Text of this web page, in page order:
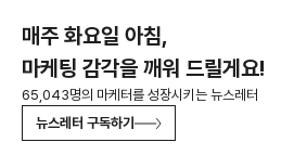
매주 화요일 아침,
마케팅 감각을 깨워 드릴게요!
65,043명의 마케터를 성장시키는 뉴스레터
뉴스레터 구독하기